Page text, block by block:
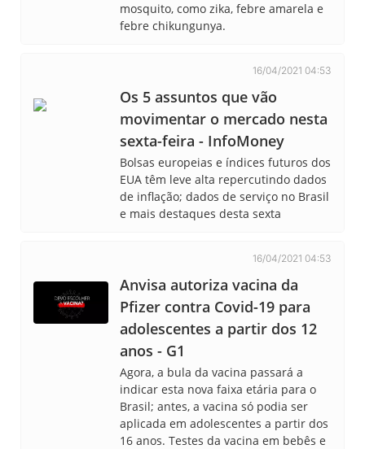
mosquito, como zika, febre amarela e
febre chikungunya.
16/04/2021 04:53
Os 5 assuntos que vão
movimentar o mercado nesta
sexta-feira - InfoMoney
Bolsas europeias e índices futuros dos
EUA têm leve alta repercutindo dados
de inflação; dados de serviço no Brasil
e mais destaques desta sexta
16/04/2021 04:53
Anvisa autoriza vacina da
Pfizer contra Covid-19 para
adolescentes a partir dos 12
anos - G1
Agora, a bula da vacina passará a
indicar esta nova faixa etária para o
Brasil; antes, a vacina só podia ser
aplicada em adolescentes a partir dos
16 anos. Testes da vacina em bebês e